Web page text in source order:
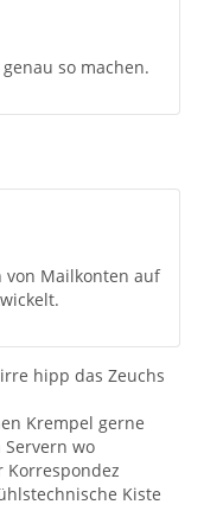
so machen.
von Mailkonten auf
hipp das Zeuchs
Krempel gerne
wo
Kiste